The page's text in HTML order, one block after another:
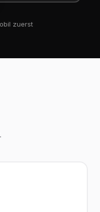
zuerst